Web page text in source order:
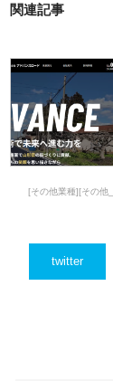
関連記事
[その他業種][その他
twitter